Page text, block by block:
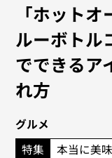
「ホット
ルーボトル
でできるア
れ方
グルメ
特集
本当に美